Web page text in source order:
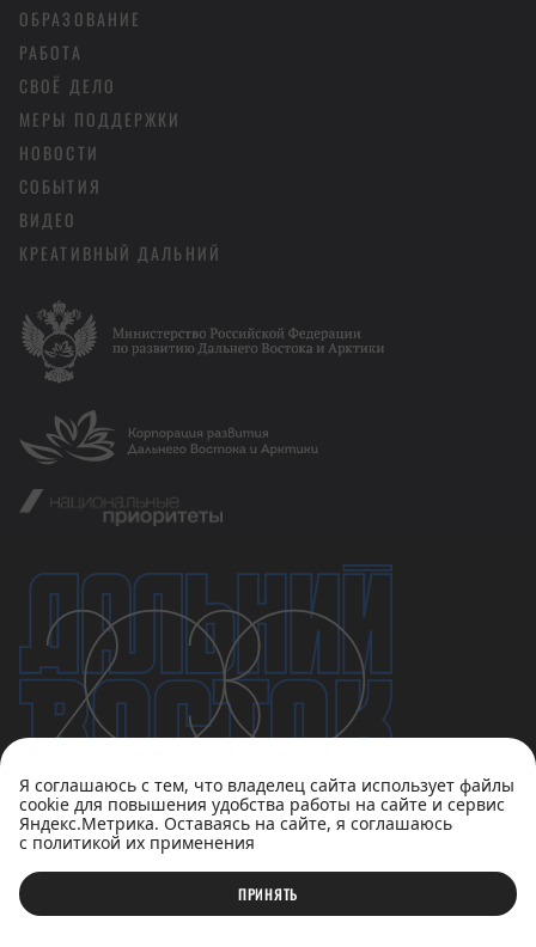
Я соглашаюсь с тем, что владелец сайта использует файлы
cookie для повышения удобства работы на сайте и сервис
Яндекс.Метрика. Оставаясь на сайте, я соглашаюсь
с политикой их применения
ПРИНЯТЬ
ОБРАЗОВАНИЕ
РАБОТА
СВОЁ ДЕЛО
МЕРЫ ПОДДЕРЖКИ
НОВОСТИ
СОБЫТИЯ
ВИДЕО
КРЕАТИВНЫЙ ДАЛЬНИЙ
Политика конфиденциальности
Пользовательское соглашение